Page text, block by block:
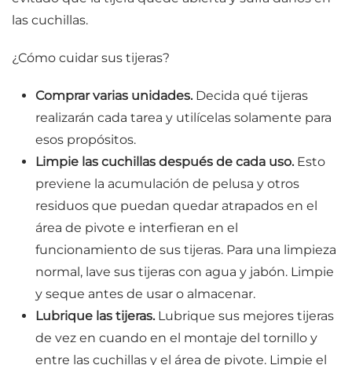
las cuchillas.
¿Cómo cuidar sus tijeras?
Comprar varias unidades. Decida qué tijeras
realizarán cada tarea y utilícelas solamente para
esos propósitos.
Limpie las cuchillas después de cada uso. Esto
previene la acumulación de pelusa y otros
residuos que puedan quedar atrapados en el
área de pivote e interfieran en el
funcionamiento de sus tijeras. Para una limpieza
normal, lave sus tijeras con agua y jabón. Limpie
y seque antes de usar o almacenar.
Lubrique las tijeras. Lubrique sus mejores tijeras
de vez en cuando en el montaje del tornillo y
entre las cuchillas y el área de pivote. Limpie el